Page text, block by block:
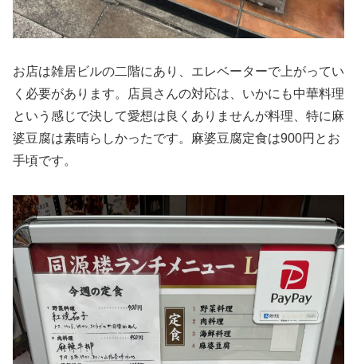
お店は雑居ビルの二階にあり、エレベーターで上がってい
く必要があります。店員さんの対応は、いかにも中華料理
という感じで決して愛想は良くありませんが料理、特に麻
婆豆腐は素晴らしかったです。麻婆豆腐定食は900円とお
手頃です。